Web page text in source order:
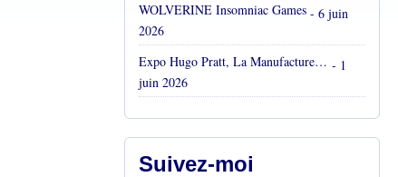
WOLVERINE Insomniac Games - 6 juin
2026
Expo Hugo Pratt, La Manufacture, Aix en Provence, Mai 2026 - 1
juin 2026
Suivez-moi